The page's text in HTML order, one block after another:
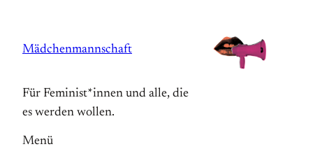
springen
Mädchenmannschaft
Für Feminist*innen und alle, die
es werden wollen.
Menü